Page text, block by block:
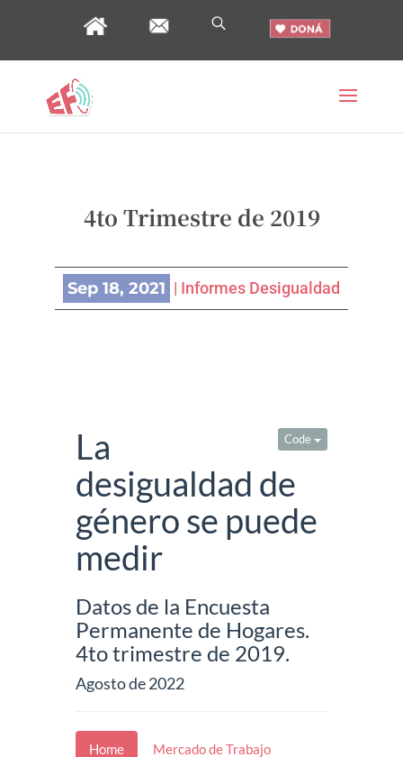
4to Trimestre de 2019
Sep 18, 2021 | Informes Desigualdad